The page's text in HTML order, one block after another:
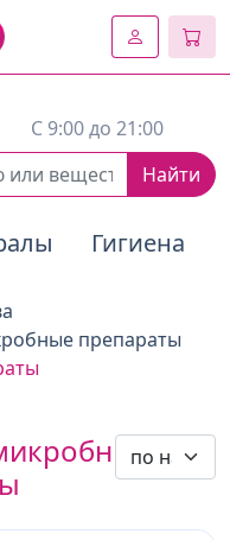
открывающего тега :
C 9:00 до 21:00
Найти
Гигиена
препараты